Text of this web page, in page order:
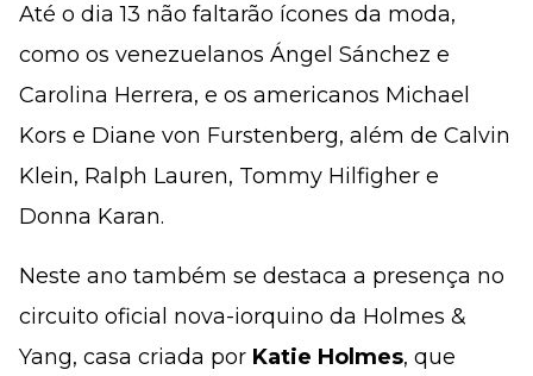
Até o dia 13 não faltarão ícones da moda,
como os venezuelanos Ángel Sánchez e
Carolina Herrera, e os americanos Michael
Kors e Diane von Furstenberg, além de Calvin
Klein, Ralph Lauren, Tommy Hilfigher e
Donna Karan.
Neste ano também se destaca a presença no
circuito oficial nova-iorquino da Holmes &
Yang, casa criada por Katie Holmes, que